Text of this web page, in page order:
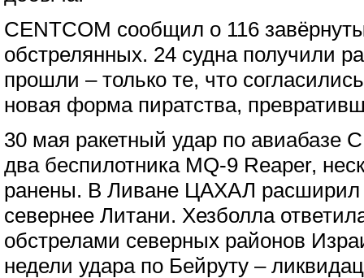
CENTCOM сообщил о 116
обстрелянных. 24 судна получили
прошли – только те, что
новая форма пиратства,
30 мая ракетный удар по авиабазе
два беспилотника MQ-9 Reaper,
ранены. В Ливане ЦАХАЛ расширил
севернее Литани. Хезболла
обстрелами северных районов
недели удара по Бейруту –